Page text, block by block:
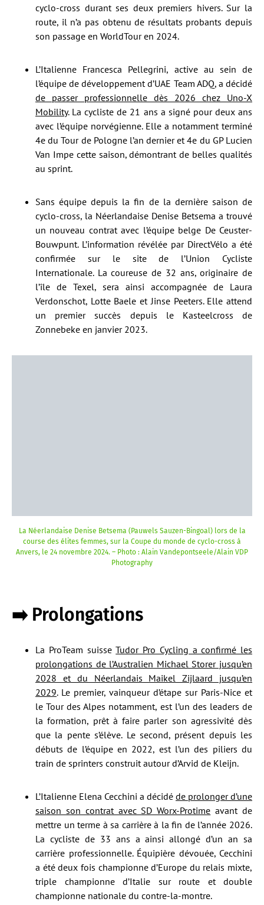
cyclo-cross durant ses deux premiers hivers. Sur la
route, il n’a pas obtenu de résultats probants depuis
son passage en WorldTour en 2024.
L’Italienne Francesca Pellegrini, active au sein de
l’équipe de développement d’UAE Team ADQ, a décidé
de passer professionnelle dès 2026 chez Uno-X
Mobility. La cycliste de 21 ans a signé pour deux ans
avec l’équipe norvégienne. Elle a notamment terminé
4e du Tour de Pologne l’an dernier et 4e du GP Lucien
Van Impe cette saison, démontrant de belles qualités
au sprint.
Sans équipe depuis la fin de la dernière saison de
cyclo-cross, la Néerlandaise Denise Betsema a trouvé
un nouveau contrat avec l’équipe belge De Ceuster-
Bouwpunt. L’information révélée par DirectVélo a été
confirmée sur le site de l’Union Cycliste
Internationale. La coureuse de 32 ans, originaire de
l’île de Texel, sera ainsi accompagnée de Laura
Verdonschot, Lotte Baele et Jinse Peeters. Elle attend
un premier succès depuis le Kasteelcross de
Zonnebeke en janvier 2023.
La Néerlandaise Denise Betsema (Pauwels Sauzen-Bingoal) lors de la
course des élites femmes, sur la Coupe du monde de cyclo-cross à
Anvers, le 24 novembre 2024. – Photo : Alain Vandepontseele/Alain VDP
Photography
➡️ Prolongations
La ProTeam suisseTudor Pro Cycling a confirmé les
prolongations de l’Australien Michael Storer jusqu’en
2028 et du Néerlandais Maikel Zijlaard jusqu’en
2029. Le premier, vainqueur d’étape sur Paris-Nice et
le Tour des Alpes notamment, est l’un des leaders de
la formation, prêt à faire parler son agressivité dès
que la pente s’élève. Le second, présent depuis les
débuts de l’équipe en 2022, est l’un des piliers du
train de sprinters construit autour d’Arvid de Kleijn.
L’Italienne Elena Cecchini a décidé de prolonger d’une
saison son contrat avec SD Worx-Protime avant de
mettre un terme à sa carrière à la fin de l’année 2026.
La cycliste de 33 ans a ainsi allongé d’un an sa
carrière professionnelle. Équipière dévouée, Cecchini
a été deux fois championne d’Europe du relais mixte,
triple championne d’Italie sur route et double
championne nationale du contre-la-montre.